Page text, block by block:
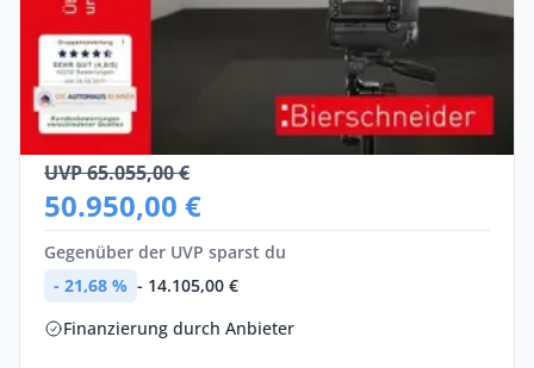
Privat & Gewerbe
Cupra Tavascan
Elektro •Automatik •
339 PS (250 kW)
Neuwagen
UVP 65.055,00 €
50.950,00 €
Gegenüber der UVP sparst du
- 21,68 % - 14.105,00 €
Finanzierung durch Anbieter